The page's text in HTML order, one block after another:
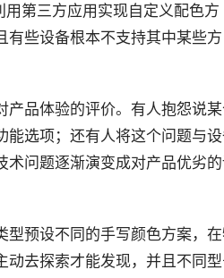
第三方应用实现自定义配色方
有些设备根本不支持其中某些方
产品体验的评价。有人抱怨说
能选项；还有人将这个问题与
术问题逐渐演变成对产品优劣
型预设不同的手写颜色方案，
动去探索才能发现，并且不同